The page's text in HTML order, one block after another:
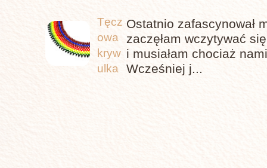
Tęcz
owa
kryw
ulka
Ostatnio zafascynował
zaczęłam wczytywać
i musiałam chociaż
Wcześniej j...